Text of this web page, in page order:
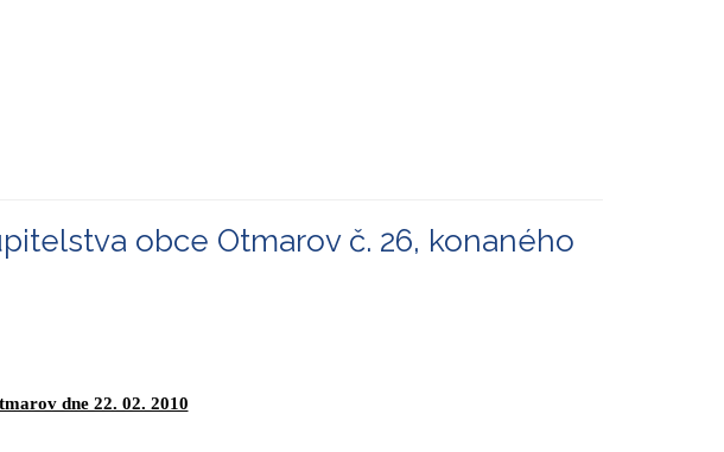
obce Otmarov č. 26, konaného
dne 22. 02. 2010